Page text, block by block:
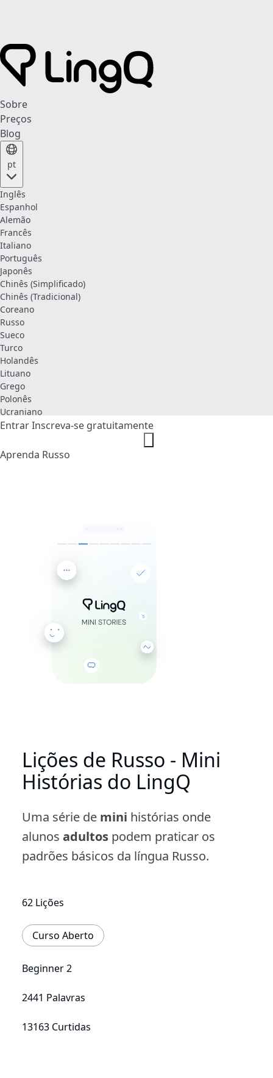
Sobre
Preços
Blog
pt
Inglês
Espanhol
Alemão
Francês
Italiano
Português
Japonês
Chinês (Simplificado)
Chinês (Tradicional)
Coreano
Russo
Sueco
Turco
Holandês
Lituano
Grego
Polonês
Ucraniano
EntrarInscreva-se gratuitamente
Aprenda Russo
Lições de Russo - Mini
Histórias do LingQ
Uma série de mini histórias onde
alunos adultos podem praticar os
padrões básicos da língua Russo.
62 Lições
Curso Aberto
Beginner 2
2441 Palavras
13163 Curtidas